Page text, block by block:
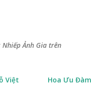
Ảnh Gia trên
Việt Hoa Ưu Đàm